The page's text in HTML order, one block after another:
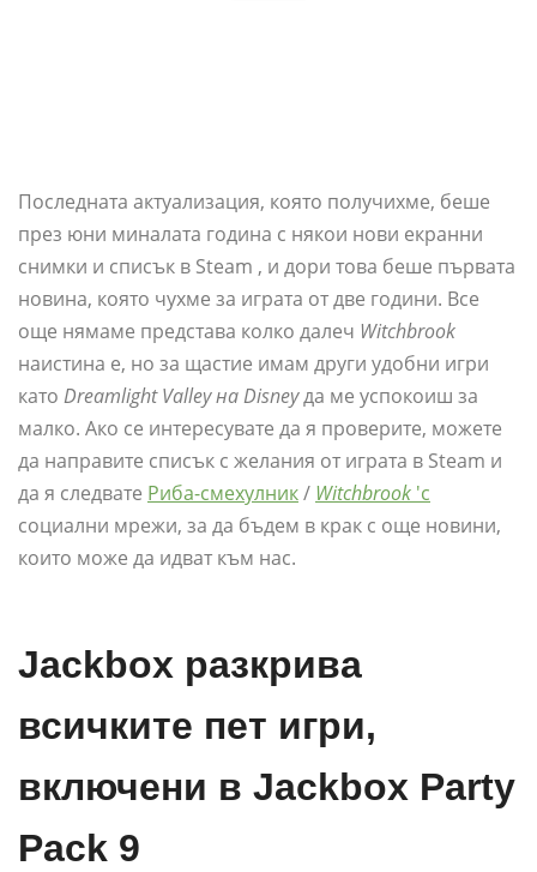
Последната актуализация, която получихме, беше
през юни миналата година с някои нови екранни
снимки и списък в Steam , и дори това беше първата
новина, която чухме за играта от две години. Все
още нямаме представа колко далеч Witchbrook
наистина е, но за щастие имам други удобни игри
като Dreamlight Valley на Disneyда ме успокоиш за
малко. Ако се интересувате да я проверите, можете
да направите списък с желания от играта в Steam и
да я следвате Риба-смехулник/ Witchbrook 'с
социални мрежи, за да бъдем в крак с още новини,
които може да идват към нас.
Jackbox разкрива
всичките пет игри,
включени в Jackbox Party
Pack 9